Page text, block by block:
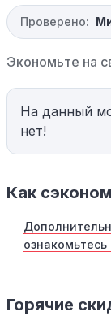
Проверено:
Экономьте на
На данный
нет!
Как
Горячие